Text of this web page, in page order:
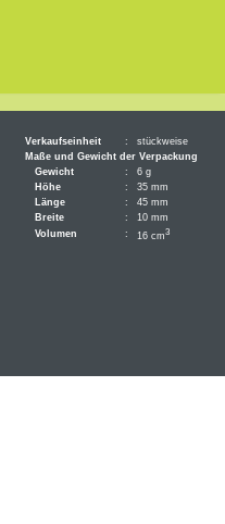
Verkaufseinheit :
stückweise
Maße und Gewicht der Verpackung
Gewicht
:
6 g
Höhe
:
35 mm
Länge
:
45 mm
Breite
:
10 mm
Volumen
: 16 cm3